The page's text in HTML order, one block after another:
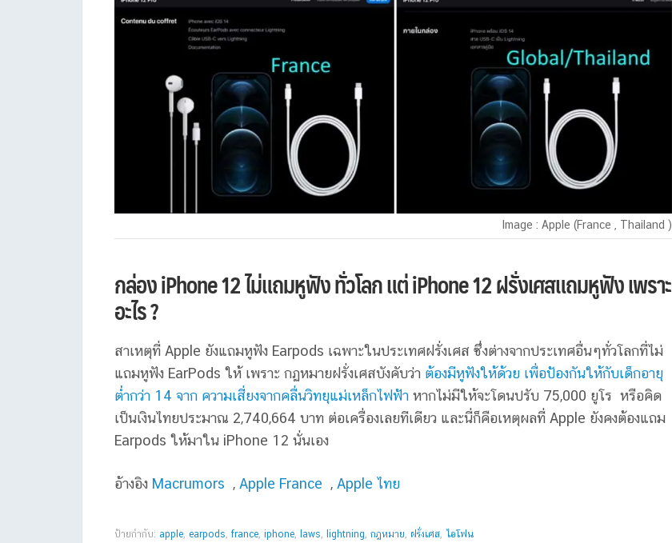
Image : Apple (France , Thailand )
กล่อง iPhone 12 ไม่แถมหูฟัง ทั่วโลก แต่ iPhone 12 ฝรั่งเศสแถมหูฟัง เพราะ
อะไร ?
สาเหตุที่ Apple ยังแถมหูฟัง Earpods เฉพาะในประเทศฝรั่งเศส ซึ่งต่างจากประเทศอื่นๆทั่วโลกที่ไม่
แถมหูฟัง EarPods ให้ เพราะ กฏหมายฝรั่งเศสบังคับว่า ต้องมีหูฟังให้ด้วย เพื่อป้องกันให้กับเด็กอายุ
ต่ำกว่า 14 จาก ความเสี่ยงจากคลื่นวิทยุแม่เหล็กไฟฟ้า หากไม่มีให้จะโดนปรับ 75,000 ยูโร หรือคิด
เป็นเงินไทยประมาณ 2,740,664 บาท ต่อเครื่องเลยทีเดียว และนี่ก็คือเหตุผลที่ Apple ยังคงต้องแถม
Earpods ให้มาใน iPhone 12 นั่นเอง
อ้างอิง Macrumors , Apple France , Apple ไทย
ป้ายกำกับ: apple, earpods,france, iphone, laws, lightning, กฎหมาย, ฝรั่งเศส, ไอโฟน